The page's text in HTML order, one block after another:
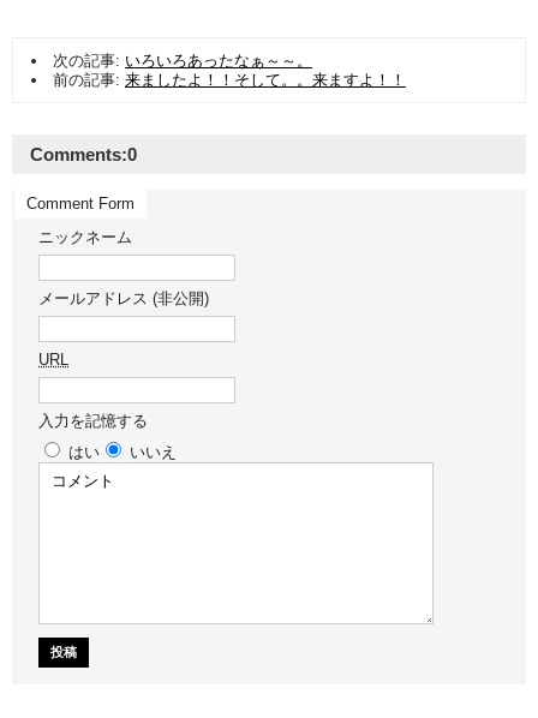
次の記事: いろいろあったなぁ～～。
前の記事: 来ましたよ！！そして。。来ますよ！！
Comments:0
Comment Form
ニックネーム
メールアドレス (非公開)
URL
入力を記憶する
はい
いいえ